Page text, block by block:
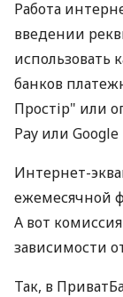
Работа
введении
использовать
банков
Простір" или
Pay или Google
Интернет-
ежемесячной
А вот
зависимости
Так, в